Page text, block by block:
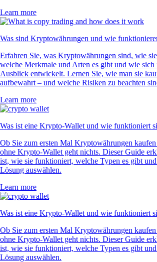
Learn more
Was sind Kryptowährungen und wie
Erfahren Sie, was Kryptowährungen sind, wie
welche Merkmale und Arten es gibt und wie
Ausblick entwickelt. Lernen Sie, wie man sie
aufbewahrt – und welche Risiken zu beachten
Learn more
Was ist eine Krypto-Wallet und wie funktioniert
Ob Sie zum ersten Mal Kryptowährungen
ohne Krypto-Wallet geht nichts. Dieser Guide
ist, wie sie funktioniert, welche Typen es gibt
Lösung auswählen.
Learn more
Was ist eine Krypto-Wallet und wie funktioniert
Ob Sie zum ersten Mal Kryptowährungen
ohne Krypto-Wallet geht nichts. Dieser Guide
ist, wie sie funktioniert, welche Typen es gibt
Lösung auswählen.